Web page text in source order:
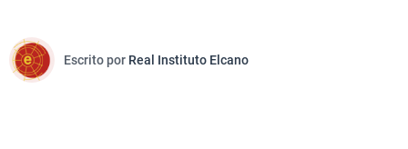
Escrito por Real Instituto Elcano